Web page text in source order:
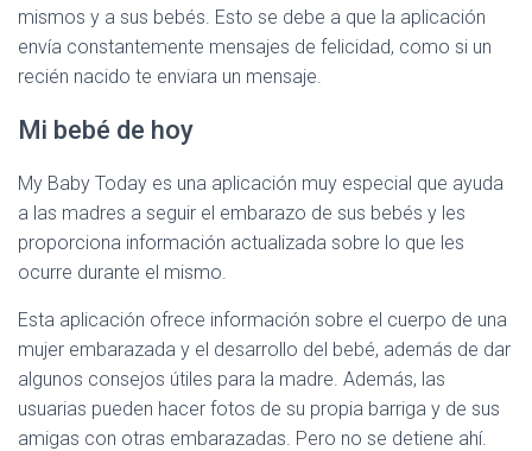
mismos y a sus bebés. Esto se debe a que la aplicación
envía constantemente mensajes de felicidad, como si un
recién nacido te enviara un mensaje.
Mi bebé de hoy
My Baby Today es una aplicación muy especial que ayuda
a las madres a seguir el embarazo de sus bebés y les
proporciona información actualizada sobre lo que les
ocurre durante el mismo.
Esta aplicación ofrece información sobre el cuerpo de una
mujer embarazada y el desarrollo del bebé, además de dar
algunos consejos útiles para la madre. Además, las
usuarias pueden hacer fotos de su propia barriga y de sus
amigas con otras embarazadas. Pero no se detiene ahí.